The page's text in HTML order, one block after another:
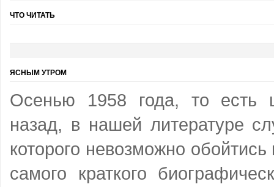
ЧТО ЧИТАТЬ
ЯСНЫМ УТРОМ
Осенью 1958 года, то есть
назад, в нашей литературе
которого невозможно
самого краткого